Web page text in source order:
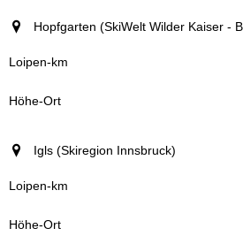
Hopfgarten (SkiWelt Wilder Kaiser -
Igls (Skiregion Innsbruck)